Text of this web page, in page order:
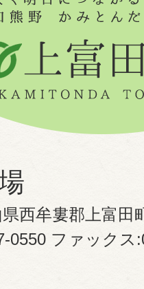
西牟婁郡上富田
0550 ファックス